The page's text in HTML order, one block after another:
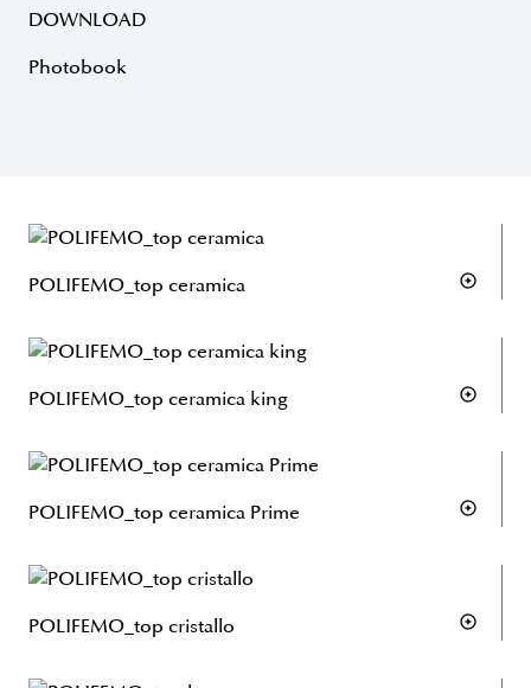
DOWNLOAD
Photobook
POLIFEMO_top ceramica
POLIFEMO_top ceramica king
POLIFEMO_top ceramica Prime
POLIFEMO_top cristallo